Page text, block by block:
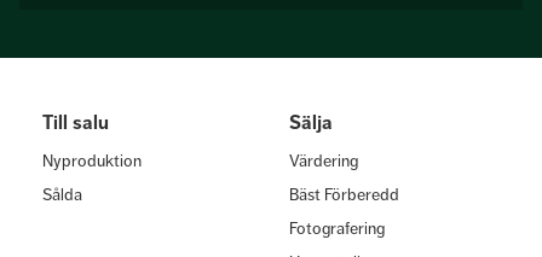
Till salu
Nyproduktion
Sålda
Sälja
Värdering
Bäst Förberedd
Fotografering